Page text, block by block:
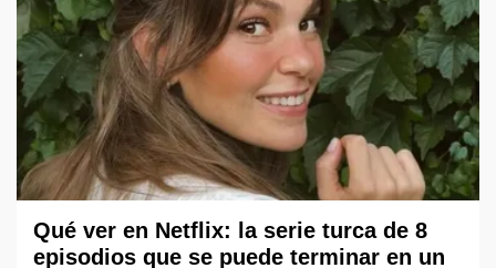
Qué ver en Netflix: la serie turca de 8
episodios que se puede terminar en un